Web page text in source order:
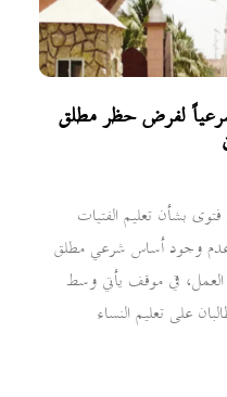
لفرض حظر مطلق
بشأن تعليم الفتيات
عدم وجود أساس شرعي مطلق
العمل، في موقف يأتي وسط
على تعليم النساء